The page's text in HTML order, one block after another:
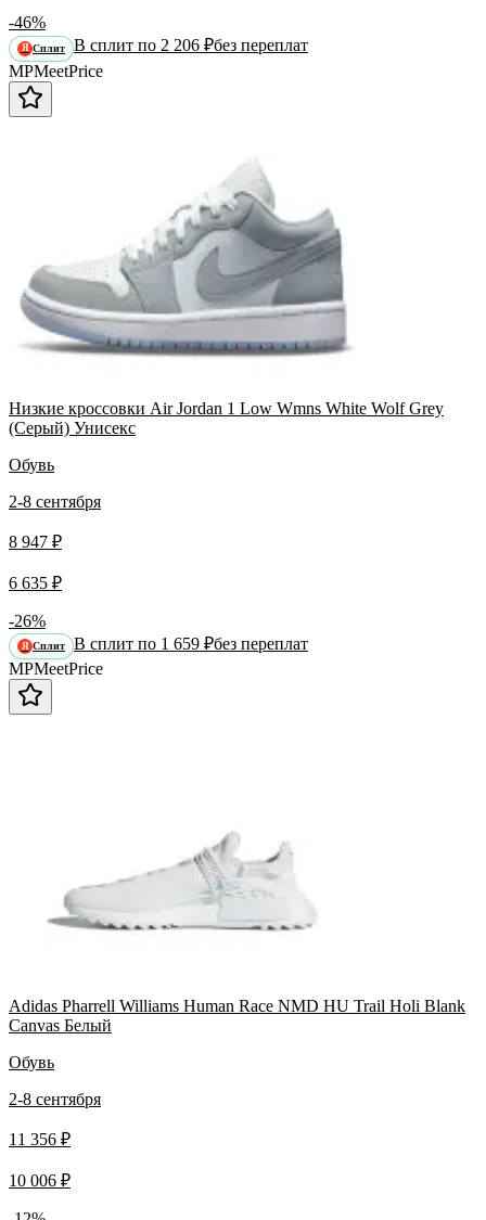
-46%
Я Сплит В сплит по 2 206 ₽без переплат
MPMeetPrice
Низкие кроссовки Air Jordan 1 Low Wmns White Wolf Grey
(Серый) Унисекс
Обувь
2-8 сентября
8 947 ₽
6 635 ₽
-26%
Я Сплит В сплит по 1 659 ₽без переплат
MPMeetPrice
Adidas Pharrell Williams Human Race NMD HU Trail Holi Blank
Canvas Белый
Обувь
2-8 сентября
11 356 ₽
10 006 ₽